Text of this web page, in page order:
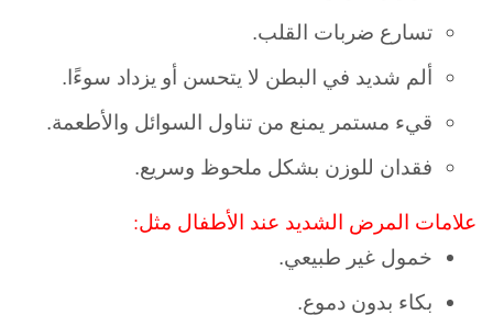
تسارع ضربات القلب.
ألم شديد في البطن لا يتحسن أو يزداد سوءًا.
قيء مستمر يمنع من تناول السوائل والأطعمة.
فقدان للوزن بشكل ملحوظ وسريع.
علامات المرض الشديد عند الأطفال مثل:
خمول غير طبيعي.
بكاء بدون دموع.